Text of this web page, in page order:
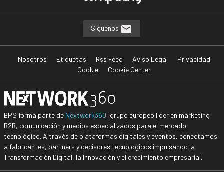
Síguenos
Nosotros Etiquetas Rss Feed Aviso Legal
Privacidad
Cookie
Cookie Center
BPS forma parte de Nextwork360, grupo europeo líder en marketing
B2B, comunicación y medios especializados para el mercado
tecnológico. A través de plataformas digitales y eventos, conectamos
a fabricantes, partners y decisores tecnológicos impulsando la
Transformación Digital, la Innovación y el crecimiento empresarial.